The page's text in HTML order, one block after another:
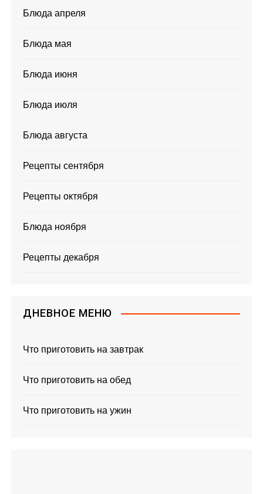
Блюда апреля
Блюда мая
Блюда июня
Блюда июля
Блюда августа
Рецепты сентября
Рецепты октября
Блюда ноября
Рецепты декабря
ДНЕВНОЕ МЕНЮ
Что приготовить на завтрак
Что приготовить на обед
Что приготовить на ужин